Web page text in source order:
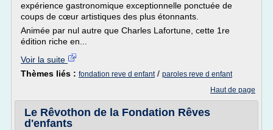
expérience gastronomique exceptionnelle ponctuée de
coups de cœur artistiques des plus étonnants.
Animée par nul autre que Charles Lafortune, cette 1re
édition riche en...
Voir la suite
Thèmes liés : fondation reve d enfant/ paroles reve d enfant
Haut de page
Le Rêvothon de la Fondation Rêves
d'enfants